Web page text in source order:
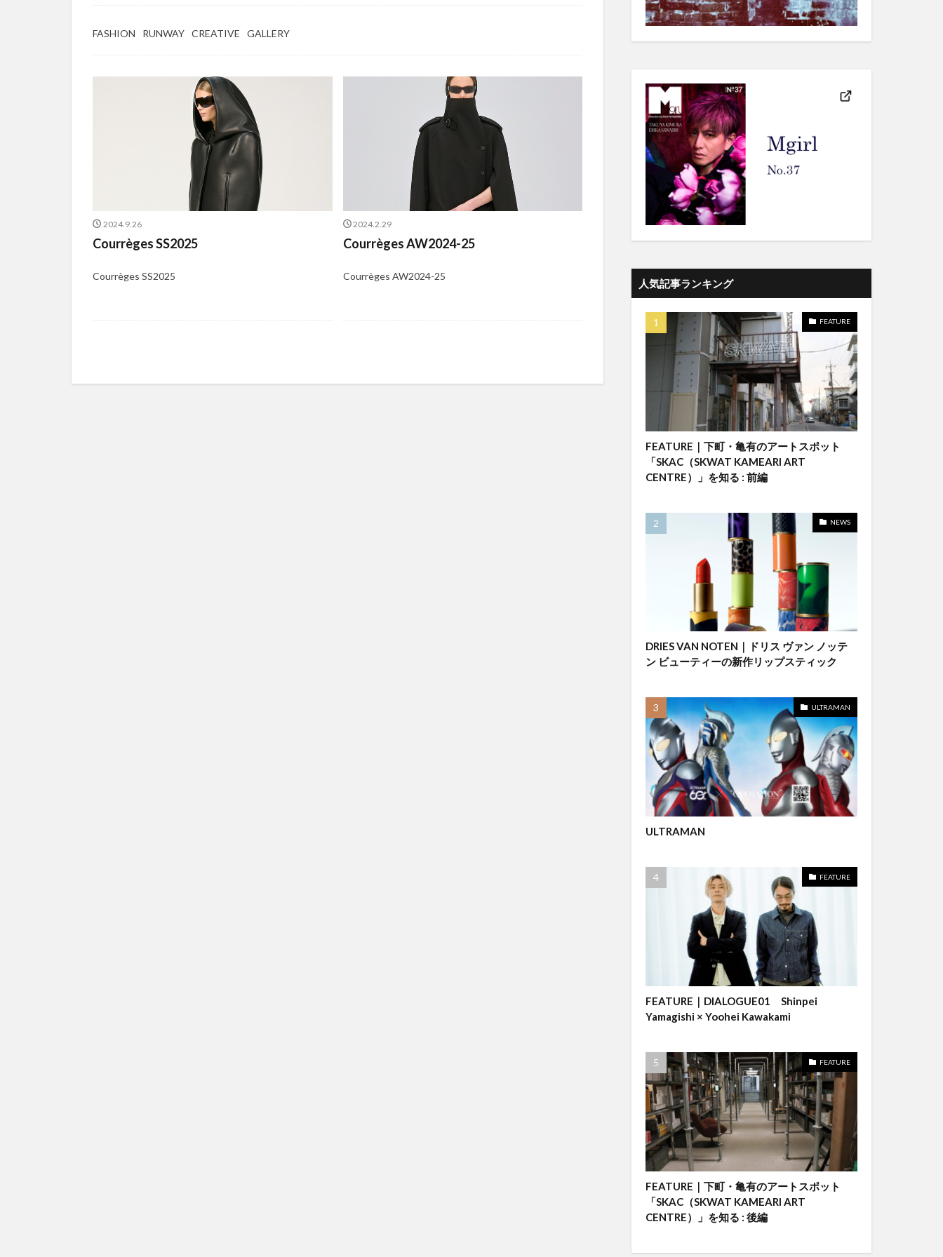
FASHION RUNWAY CREATIVE GALLERY
2024.9.26
Courrèges SS2025
Courrèges SS2025
2024.2.29
Courrèges AW2024-25
Courrèges AW2024-25
人気記事ランキング
FEATURE
FEATURE｜下町・亀有のアートスポット
「SKAC（SKWAT KAMEARI ART
CENTRE）」を知る : 前編
NEWS
DRIES VAN NOTEN｜ドリス ヴァン ノッテ
ン ビューティーの新作リップスティック
ULTRAMAN
ULTRAMAN
FEATURE
FEATURE｜DIALOGUE01 Shinpei
Yamagishi × Yoohei Kawakami
FEATURE
FEATURE｜下町・亀有のアートスポット
「SKAC（SKWAT KAMEARI ART
CENTRE）」を知る : 後編